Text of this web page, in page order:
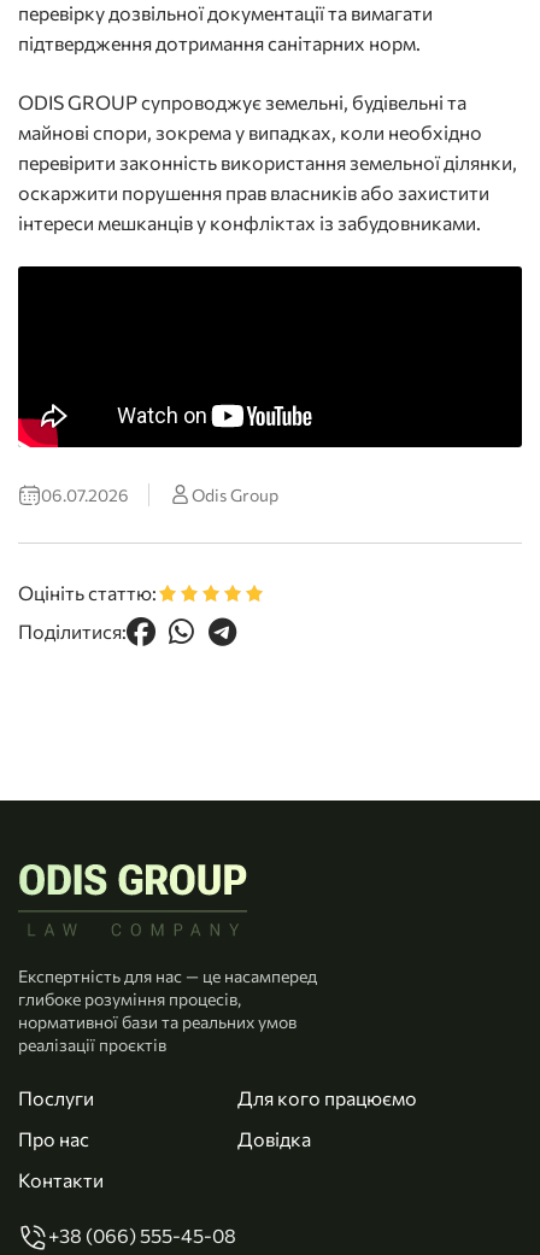
перевірку дозвільної документації та вимагати
підтвердження дотримання санітарних норм.
ODIS GROUP супроводжує земельні, будівельні та
майнові спори, зокрема у випадках, коли необхідно
перевірити законність використання земельної ділянки,
оскаржити порушення прав власників або захистити
інтереси мешканців у конфліктах із забудовниками.
06.07.2026 Odis Group
Оцініть статтю:
Поділитися:
Експертність для нас — це насамперед
глибоке розуміння процесів,
нормативної бази та реальних умов
реалізації проєктів
Послуги
Для кого працюємо
Про нас
Довідка
Контакти
+38 (066) 555-45-08